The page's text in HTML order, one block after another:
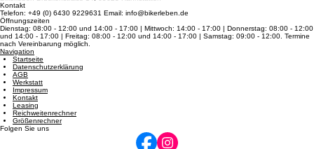
Kontakt & Anfahrt
Standort
Bikerleben Brückenstraße 14, 65623 Hahnstätten
Kontakt
Telefon: +49 (0) 6430 9229631 Email: info@bikerleben.de
Öffnungszeiten
Dienstag: 08:00 - 12:00 und 14:00 - 17:00 | Mittwoch: 14:00 - 17:00 | Donnerstag: 08:00 - 12:00
und 14:00 - 17:00 | Freitag: 08:00 - 12:00 und 14:00 - 17:00 | Samstag: 09:00 - 12:00. Termine
nach Vereinbarung möglich.
Navigation
Startseite
Datenschutzerklärung
AGB
Werkstatt
Impressum
Kontakt
Leasing